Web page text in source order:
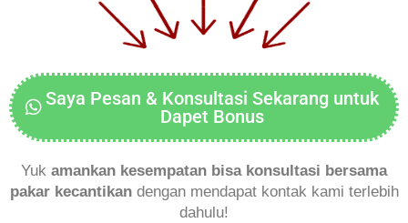
Saya Pesan & Konsultasi Sekarang untuk
Dapet Bonus
Yuk amankan kesempatan bisa konsultasi bersama
pakar kecantikan dengan mendapat kontak kami terlebih
dahulu!